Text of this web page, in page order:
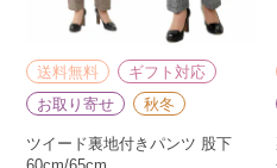
送料無料
ギフト対応
お取り寄せ
秋冬
ツイード裏地付きパンツ 股下